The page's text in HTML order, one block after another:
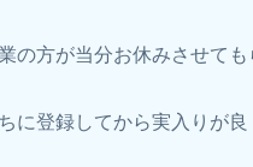
の方が当分お休みさせて
に登録してから実入りが